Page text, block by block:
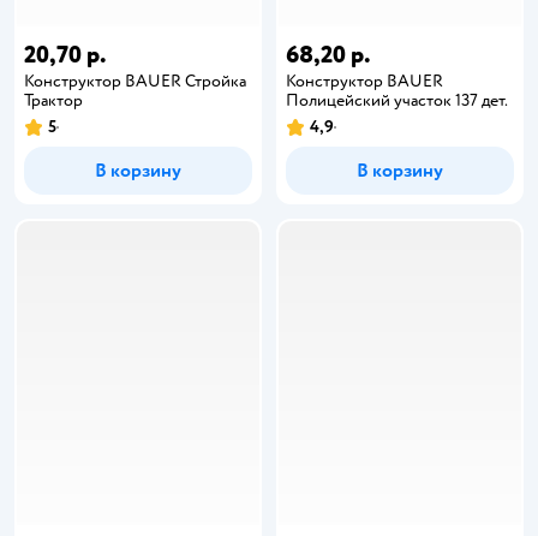
20,70 р.
Конструктор BAUER Стройка
Трактор
5
В корзину
68,20 р.
Конструктор BAUER
Полицейский участок 137 дет.
4,9
В корзину